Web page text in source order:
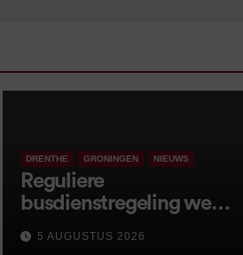
DRENTHE GRONINGEN NIEUWS
Reguliere
busdienstregeling weer
van start, met kleine
wijzigingen
5 AUGUSTUS 2026